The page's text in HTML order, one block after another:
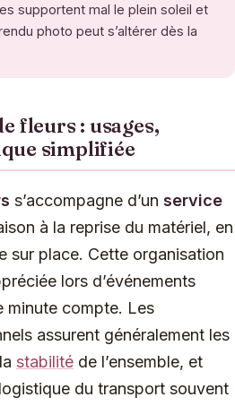
supportent mal le plein soleil et
photo peut s’altérer dès la
fleurs : usages,
simplifiée
s’accompagne d’un service
à la reprise du matériel, en
sur place. Cette organisation
lors d’événements
minute compte. Les
assurent généralement les
stabilité de l’ensemble, et
du transport souvent